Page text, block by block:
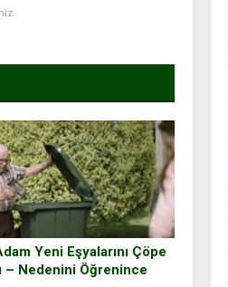
Yeni Eşyalarını Çöpe
– Nedenini Öğrenince